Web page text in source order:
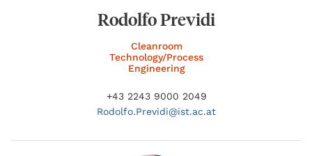
Rodolfo Previdi
Cleanroom
Technology/Process
Engineering
+43 2243 9000 2049
Rodolfo.Previdi@ist.ac.at